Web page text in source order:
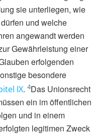
sie unterliegen, wie
und welche
angewandt werden
Gewährleistung einer
erfolgenden
besondere
IX. 4Das Unionsrecht
ein im öffentlichen
und in einem
legitimen Zweck